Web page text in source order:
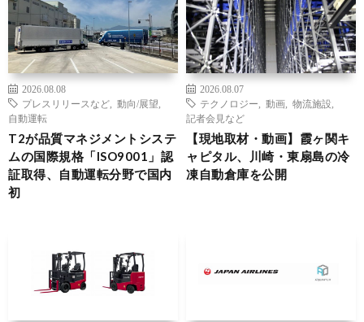
2026.08.08
プレスリリースなど
動向/展望
自動運転
T2が品質マネジメントシステ
ムの国際規格「ISO9001」認
証取得、自動運転分野で国内
初
2026.08.07
テクノロジー
動画 物流施設
記者会見など
【現地取材・動画】霞ヶ関キ
ャピタル、川崎・東扇島の冷
凍自動倉庫を公開